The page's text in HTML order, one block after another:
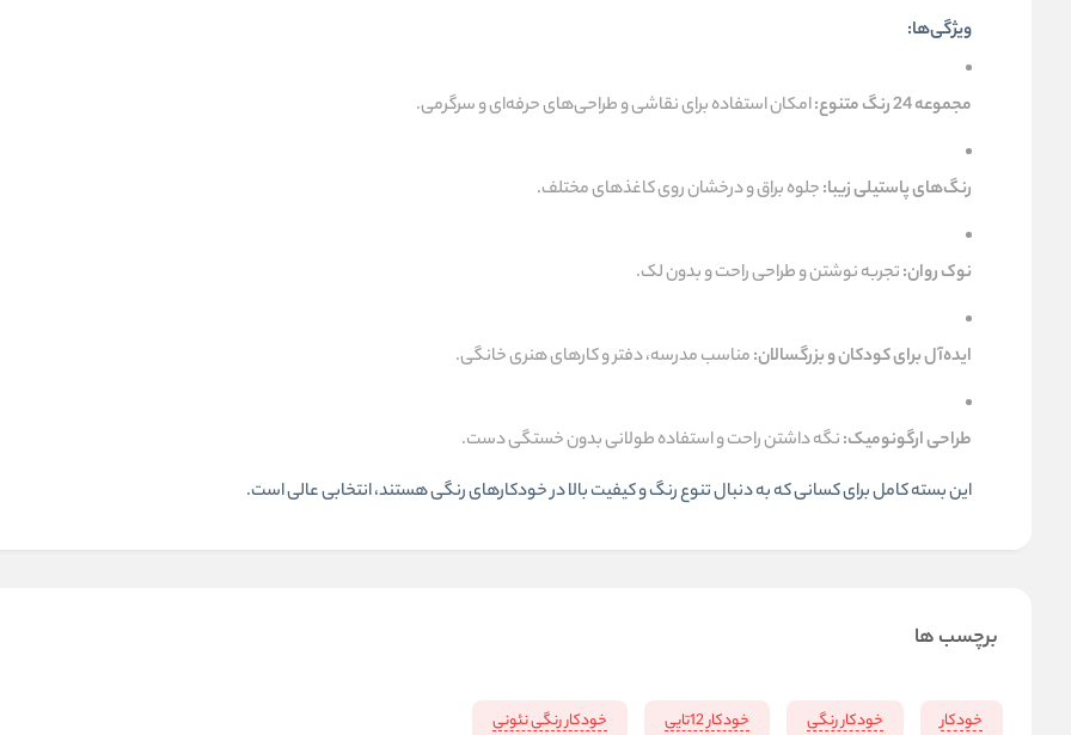
ویژگی‌ها:
مجموعه 24 رنگ متنوع: امکان استفاده برای نقاشی و طراحی‌های حرفه‌ای و سرگرمی.
رنگ‌های پاستیلی زیبا:جلوه براق و درخشان روی کاغذهای مختلف.
نوک روان:تجربه نوشتن و طراحی راحت و بدون لک.
ایده‌آل برای کودکان و بزرگسالان:مناسب مدرسه، دفتر و کارهای هنری خانگی.
طراحی ارگونومیک:نگه داشتن راحت و استفاده طولانی بدون خستگی دست.
این بسته کامل برای کسانی که به دنبال تنوع رنگ و کیفیت بالا در خودکارهای رنگی هستند، انتخابی عالی است.
برچسب ها
خودکار خودکار رنگی خودکار 12تایی خودکار رنگی نئونی